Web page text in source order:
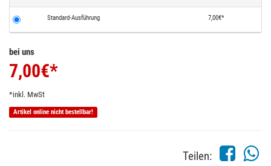
Standard-Ausführung 7,00€*
bei uns
7,00€*
*inkl. MwSt
Artikel online nicht bestellbar!
Teilen: